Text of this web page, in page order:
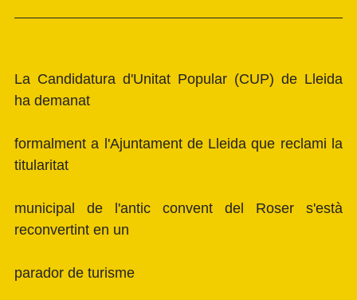
La Candidatura d'Unitat Popular (CUP) de Lleida
ha demanat
formalment a l'Ajuntament de Lleida que reclami la
titularitat
municipal de l'antic convent del Roser s'està
reconvertint en un
parador de turisme